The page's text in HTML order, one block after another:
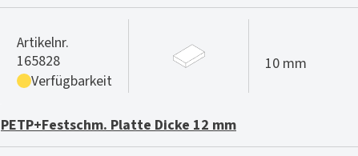
Artikelnr.
165828
Verfügbarkeit
10 mm
PETP+Festschm. Platte Dicke 12 mm